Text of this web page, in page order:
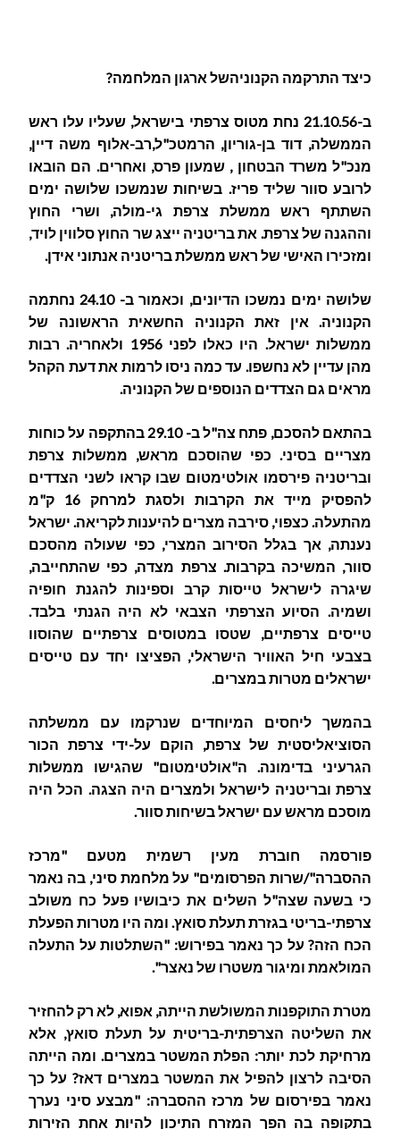
כיצד התרקמה הקנוניהשל ארגון המלחמה?
ב-21.10.56 נחת מטוס צרפתי בישראל, שעליו עלו ראש
הממשלה, דוד בן-גוריון, הרמטכ"ל,רב-אלוף משה דיין,
מנכ"ל משרד הבטחון , שמעון פרס, ואחרים. הם הובאו
לרובע סוור שליד פריז. בשיחות שנמשכו שלושה ימים
השתתף ראש ממשלת צרפת גי-מולה, ושרי החוץ
וההגנה של צרפת. את בריטניה ייצג שר החוץ סלווין לויד,
ומזכירו האישי של ראש ממשלת בריטניה אנתוני אידן.
שלושה ימים נמשכו הדיונים, וכאמור ב- 24.10 נחתמה
הקנוניה. אין זאת הקנוניה החשאית הראשונה של
ממשלות ישראל. היו כאלו לפני 1956 ולאחריה. רבות
מהן עדיין לא נחשפו. עד כמה ניסו לרמות את דעת הקהל
מראים גם הצדדים הנוספים של הקנוניה.
בהתאם להסכם, פתח צה"ל ב- 29.10 בהתקפה על כוחות
מצריים בסיני. כפי שהוסכם מראש, ממשלות צרפת
ובריטניה פירסמו אולטימטום שבו קראו לשני הצדדים
להפסיק מייד את הקרבות ולסגת למרחק 16 ק"מ
מהתעלה. כצפוי, סירבה מצרים להיענות לקריאה. ישראל
נענתה, אך בגלל הסירוב המצרי, כפי שעולה מהסכם
סוור, המשיכה בקרבות. צרפת מצדה, כפי שהתחייבה,
שיגרה לישראל טייסות קרב וספינות להגנת חופיה
ושמיה. הסיוע הצרפתי הצבאי לא היה הגנתי בלבד.
טייסים צרפתיים, שטסו במטוסים צרפתיים שהוסוו
בצבעי חיל האוויר הישראלי, הפציצו יחד עם טייסים
ישראלים מטרות במצרים.
בהמשך ליחסים המיוחדים שנרקמו עם ממשלתה
הסוציאליסטית של צרפת, הוקם על-ידי צרפת הכור
הגרעיני בדימונה. ה"אולטימטום" שהגישו ממשלות
צרפת ובריטניה לישראל ולמצרים היה הצגה. הכל היה
מוסכם מראש עם ישראל בשיחות סוור.
פורסמה חוברת מעין רשמית מטעם "מרכז
ההסברה"/שרות הפרסומים" על מלחמת סיני, בה נאמר
כי בשעה שצה"ל השלים את כיבושיו פעל כח משולב
צרפתי-בריטי בגזרת תעלת סואץ. ומה היו מטרות הפעלת
הכח הזה? על כך נאמר בפירוש: "השתלטות על התעלה
המולאמת ומיגור משטרו של נאצר".
מטרת התוקפנות המשולשת הייתה, אפוא, לא רק להחזיר
את השליטה הצרפתית-בריטית על תעלת סואץ, אלא
מרחיקת לכת יותר: הפלת המשטר במצרים. ומה הייתה
הסיבה לרצון להפיל את המשטר במצרים דאז? על כך
נאמר בפירסום של מרכז ההסברה: "מבצע סיני נערך
בתקופה בה הפך המזרח התיכון להיות אחת הזירות